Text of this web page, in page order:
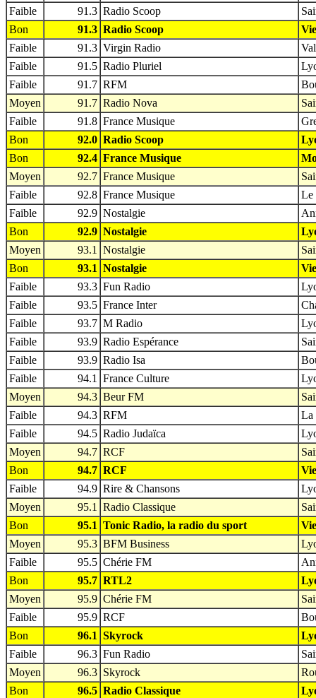
Faible
91.3 Radio Scoop
Bon
91.3 Radio Scoop
Faible
91.3 Virgin Radio
Faible
91.5 Radio Pluriel
Faible
91.7 RFM
Moyen
91.7 Radio Nova
Faible
91.8 France Musique
Bon
92.0 Radio Scoop
Bon
92.4 France Musique
Moyen
92.7 France Musique
Faible
92.8 France Musique
Le
Faible
92.9 Nostalgie
Bon
92.9 Nostalgie
Moyen
93.1 Nostalgie
Bon
93.1 Nostalgie
Faible
93.3 Fun Radio
Faible
93.5 France Inter
Faible
93.7 M Radio
Faible
93.9 Radio Espérance
Faible
93.9 Radio Isa
Faible
94.1 France Culture
Moyen
94.3 Beur FM
Faible
94.3 RFM
La
Faible
94.5 Radio Judaïca
Moyen
94.7 RCF
Bon
94.7 RCF
Faible
94.9 Rire & Chansons
Moyen
95.1 Radio Classique
Bon
95.1 Tonic Radio, la radio du sport
Moyen
95.3 BFM Business
Faible
95.5 Chérie FM
Bon
95.7 RTL2
Moyen
95.9 Chérie FM
Faible
95.9 RCF
Bon
96.1 Skyrock
Faible
96.3 Fun Radio
Moyen
96.3 Skyrock
Bon
96.5 Radio Classique